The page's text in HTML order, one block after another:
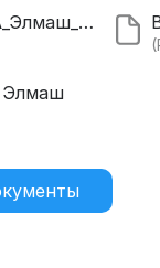
Сертификат_ВА_Элмаш_2028.pdf
Элмаш